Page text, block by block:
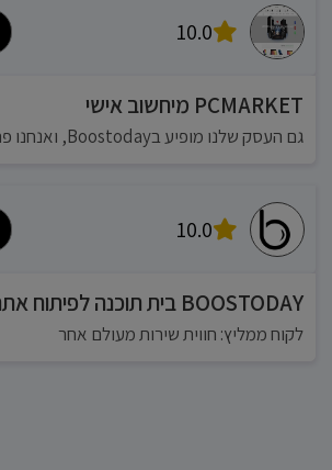
10.0
PCMARKET מיחשוב אישי
גם העסק שלנו מופיע בBoostoday, ואנחנו פתוחים :)
10.0
BOOSTODAY בית תוכנה לפיתוח אתרים
לקוח ממליץ: חווית שירות מעולם אחר